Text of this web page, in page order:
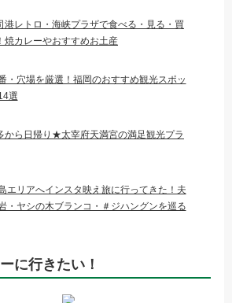
港レトロ・海峡プラザで食べる・見る・買
焼カレーやおすすめお土産
・穴場を厳選！福岡のおすすめ観光スポッ
選
から日帰り★太宰府天満宮の満足観光プラ
エリアへインスタ映え旅に行ってきた！夫
・ヤシの木ブランコ・＃ジハングンを巡る
に行きたい！